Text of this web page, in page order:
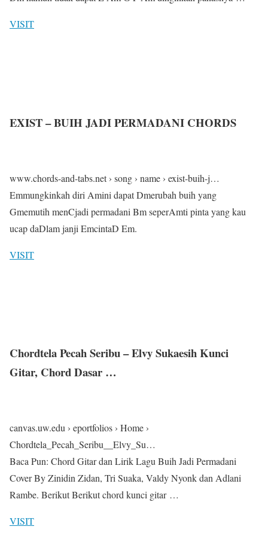
VISIT
EXIST – BUIH JADI PERMADANI CHORDS
www.chords-and-tabs.net › song › name › exist-buih-j…
Emmungkinkah diri Amini dapat Dmerubah buih yang
Gmemutih menCjadi permadani Bm seperAmti pinta yang kau
ucap daDlam janji EmcintaD Em.
VISIT
Chordtela Pecah Seribu – Elvy Sukaesih Kunci
Gitar, Chord Dasar …
canvas.uw.edu › eportfolios › Home ›
Chordtela_Pecah_Seribu__Elvy_Su…
Baca Pun: Chord Gitar dan Lirik Lagu Buih Jadi Permadani
Cover By Zinidin Zidan, Tri Suaka, Valdy Nyonk dan Adlani
Rambe. Berikut Berikut chord kunci gitar …
VISIT